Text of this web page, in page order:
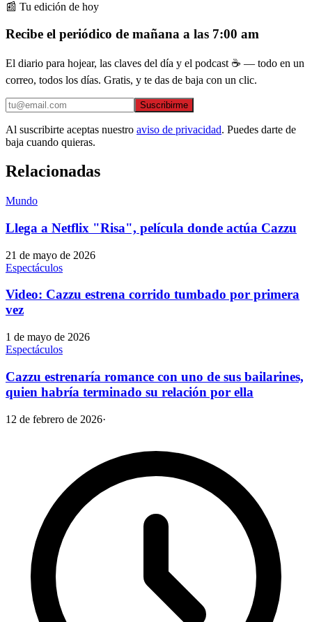
📰 Tu edición de hoy
Recibe el periódico de mañana a las 7:00 am
El diario para hojear, las claves del día y el podcast ☕ — todo en un
correo, todos los días. Gratis, y te das de baja con un clic.
Suscribirme
Al suscribirte aceptas nuestro aviso de privacidad. Puedes darte de
baja cuando quieras.
Relacionadas
Mundo
Llega a Netflix "Risa", película donde actúa Cazzu
21 de mayo de 2026
Espectáculos
Video: Cazzu estrena corrido tumbado por primera
vez
1 de mayo de 2026
Espectáculos
Cazzu estrenaría romance con uno de sus bailarines,
quien habría terminado su relación por ella
12 de febrero de 2026·